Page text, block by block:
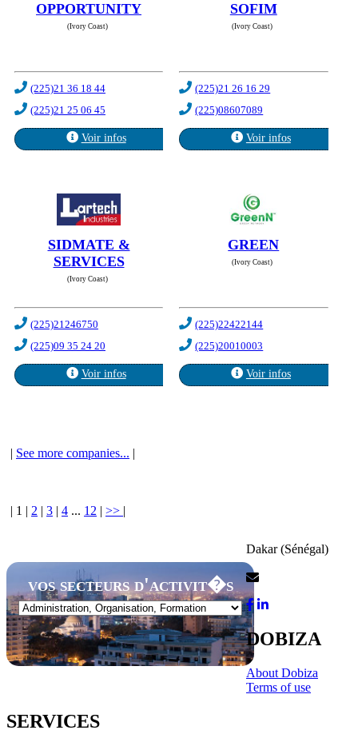
OPPORTUNITY
(Ivory Coast)
(225)21 36 18 44
(225)21 25 06 45
Voir infos
SOFIM
(Ivory Coast)
(225)21 26 16 29
(225)08607089
Voir infos
SIDMATE &
SERVICES
(Ivory Coast)
(225)21246750
(225)09 35 24 20
Voir infos
GREEN
(Ivory Coast)
(225)22422144
(225)20010003
Voir infos
See more companies...
1 2 3 4 ... 12 >>
vos secteurs d'activit�s
Dakar (Sénégal)
DOBIZA
About Dobiza
Terms of use
SERVICES